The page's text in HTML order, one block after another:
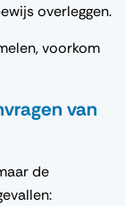
overleggen.
voorkom
van
de